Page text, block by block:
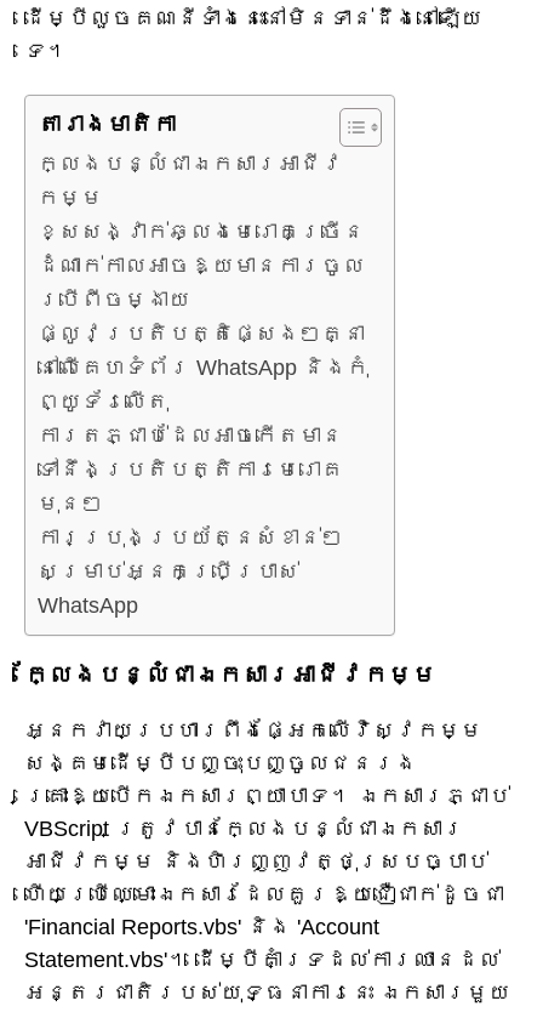
ដើម្បីលួចគណនីទាំងនេះនៅមិនទាន់ដឹងនៅឡើយ
ទេ។
តារាង​មាតិកា
ក្លែងបន្លំជាឯកសារអាជីវ
កម្ម
ខ្សែសង្វាក់ឆ្លងមេរោគច្រើន
ដំណាក់កាលអាចឱ្យមានការចូល
ប្រើពីចម្ងាយ
ផ្លូវប្រតិបត្តិផ្សេងៗគ្នា
នៅលើគេហទំព័រ WhatsApp និងកុំ
ព្យូទ័រលើតុ
ការតភ្ជាប់ដែលអាចកើតមាន
ទៅនឹងប្រតិបត្តិការមេរោគ
មុនៗ
ការប្រុងប្រយ័ត្នសំខាន់ៗ
សម្រាប់អ្នកប្រើប្រាស់
WhatsApp
ក្លែងបន្លំជាឯកសារអាជីវកម្ម
អ្នកវាយប្រហារពឹងផ្អែកលើវិស្វកម្ម
សង្គមដើម្បីបញ្ចុះបញ្ចូលជនរង
គ្រោះឱ្យបើកឯកសារព្យាបាទ។ ឯកសារភ្ជាប់
VBScript ត្រូវបានក្លែងបន្លំជាឯកសារ
អាជីវកម្ម និងហិរញ្ញវត្ថុស្របច្បាប់
ហើយប្រើឈ្មោះឯកសារដែលគួរឱ្យជឿជាក់ដូចជា
'Financial Reports.vbs' និង 'Account
Statement.vbs'។ ដើម្បីគាំទ្រដល់ការឈានដល់
អន្តរជាតិរបស់យុទ្ធនាការនេះ ឯកសារមួយ